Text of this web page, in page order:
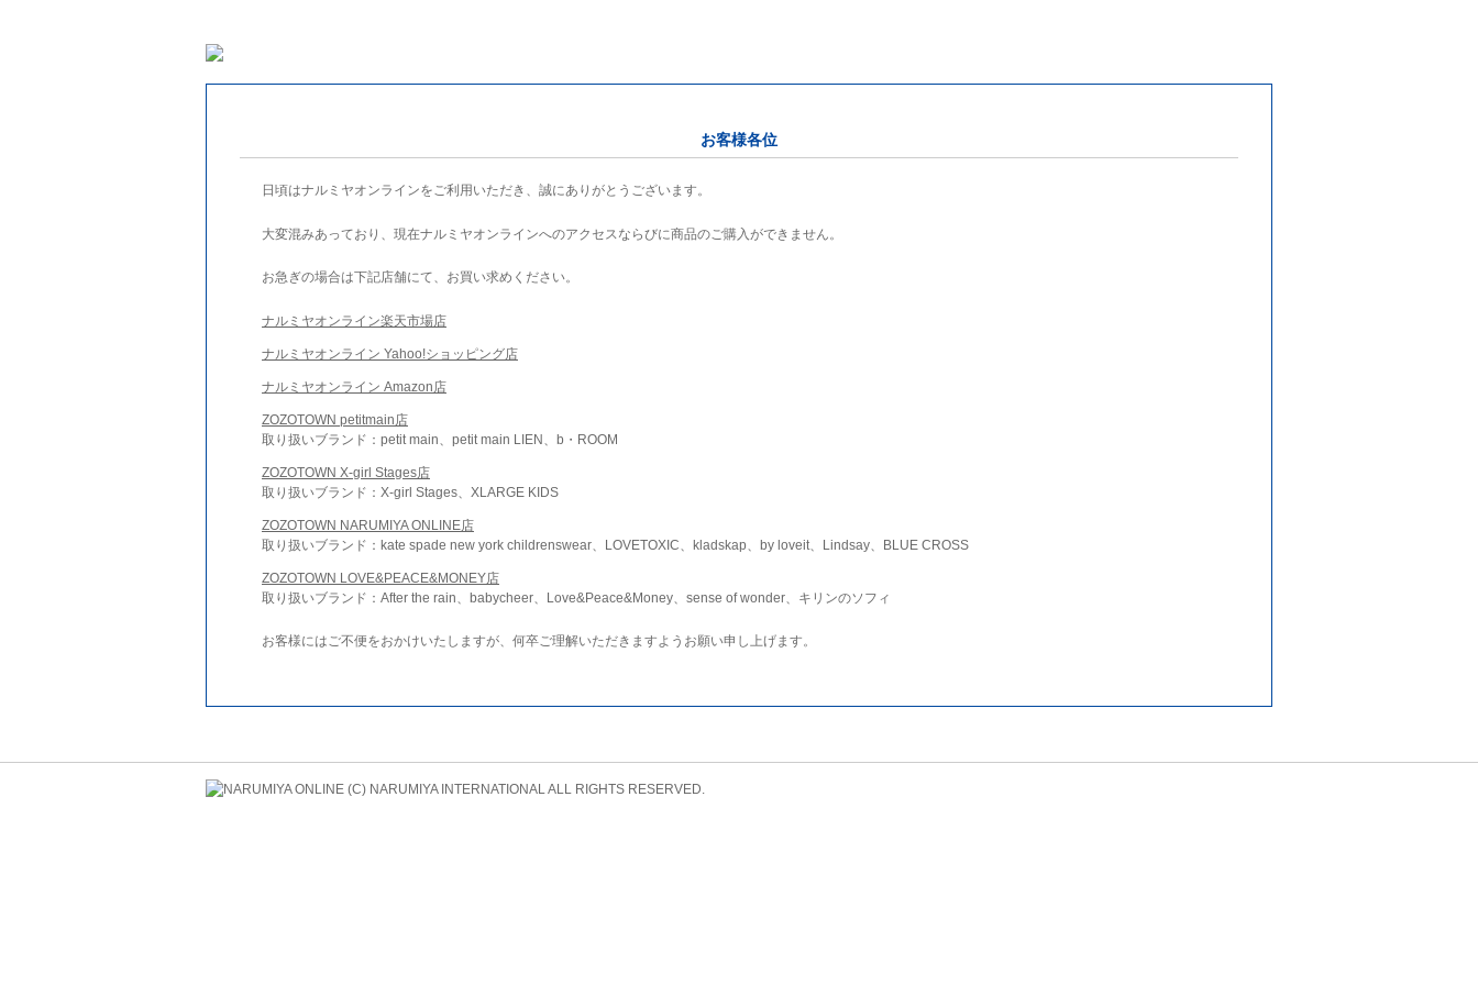
お客様各位
日頃はナルミヤオンラインをご利用いただき、誠にありがとうございます。
大変混みあっており、現在ナルミヤオンラインへのアクセスならびに商品のご購入ができません。
お急ぎの場合は下記店舗にて、お買い求めください。
ナルミヤオンライン楽天市場店
ナルミヤオンライン Yahoo!ショッピング店
ナルミヤオンライン Amazon店
ZOZOTOWN petitmain店
取り扱いブランド：petit main、petit main LIEN、b・ROOM
ZOZOTOWN X-girl Stages店
取り扱いブランド：X-girl Stages、XLARGE KIDS
ZOZOTOWN NARUMIYA ONLINE店
取り扱いブランド：kate spade new york childrenswear、LOVETOXIC、kladskap、by loveit、Lindsay、BLUE CROSS
ZOZOTOWN LOVE&PEACE&MONEY店
取り扱いブランド：After the rain、babycheer、Love&Peace&Money、sense of wonder、キリンのソフィ
お客様にはご不便をおかけいたしますが、何卒ご理解いただきますようお願い申し上げます。